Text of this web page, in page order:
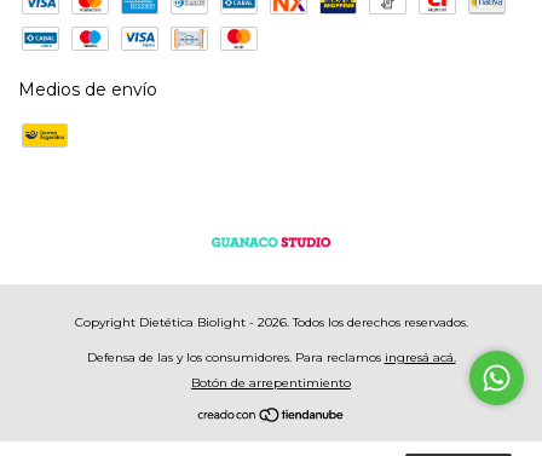
Medios de envío
Copyright Dietética Biolight - 2026. Todos los derechos reservados.
Defensa de las y los consumidores. Para reclamos ingresá acá.
Botón de arrepentimiento